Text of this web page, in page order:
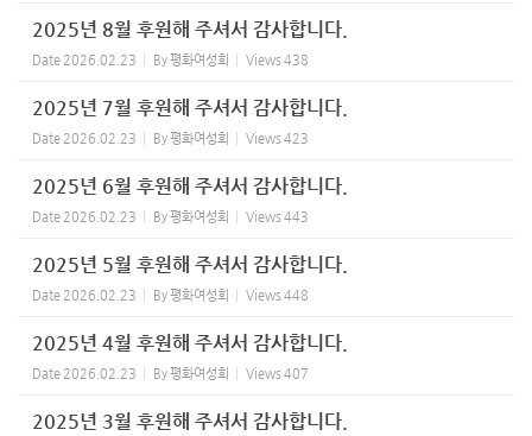
2025년 8월 후원해 주셔서 감사합니다.
Date 2026.02.23 By평화여성회 Views 438
2025년 7월 후원해 주셔서 감사합니다.
Date 2026.02.23 By평화여성회 Views 423
2025년 6월 후원해 주셔서 감사합니다.
Date 2026.02.23 By평화여성회 Views 443
2025년 5월 후원해 주셔서 감사합니다.
Date 2026.02.23 By평화여성회 Views 448
2025년 4월 후원해 주셔서 감사합니다.
Date 2026.02.23 By평화여성회 Views 407
2025년 3월 후원해 주셔서 감사합니다.